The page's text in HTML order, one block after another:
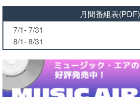
月間番組表(PDF)
7/1- 7/31
8/1- 8/31